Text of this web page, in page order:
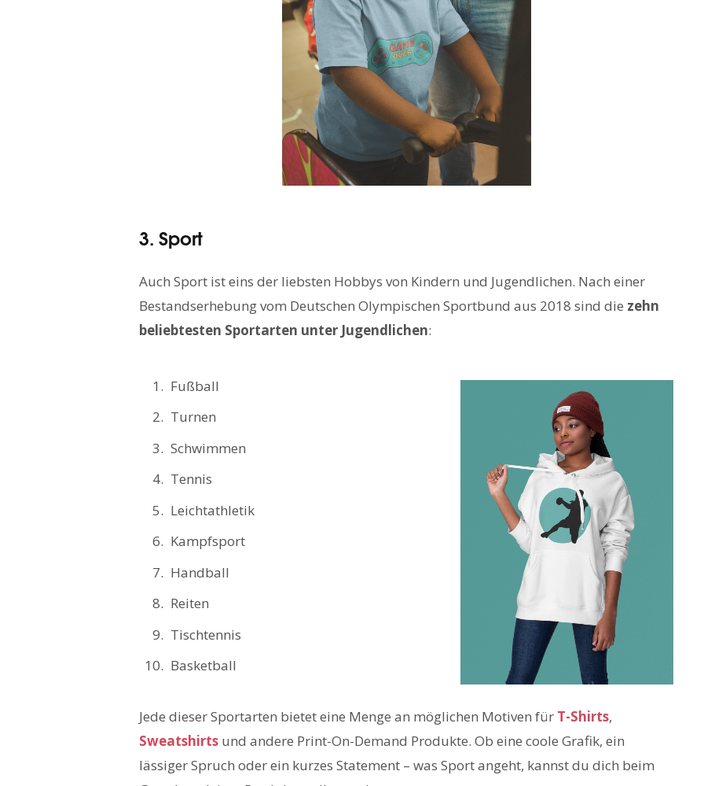
3. Sport
Auch Sport ist eins der liebsten Hobbys von Kindern und Jugendlichen. Nach einer
Bestandserhebung vom Deutschen Olympischen Sportbund aus 2018 sind die zehn
beliebtesten Sportarten unter Jugendlichen:
Fußball
Turnen
Schwimmen
Tennis
Leichtathletik
Kampfsport
Handball
Reiten
Tischtennis
Basketball
Jede dieser Sportarten bietet eine Menge an möglichen Motiven für T-Shirts,
Sweatshirts und andere Print-On-Demand Produkte. Ob eine coole Grafik, ein
lässiger Spruch oder ein kurzes Statement – was Sport angeht, kannst du dich beim